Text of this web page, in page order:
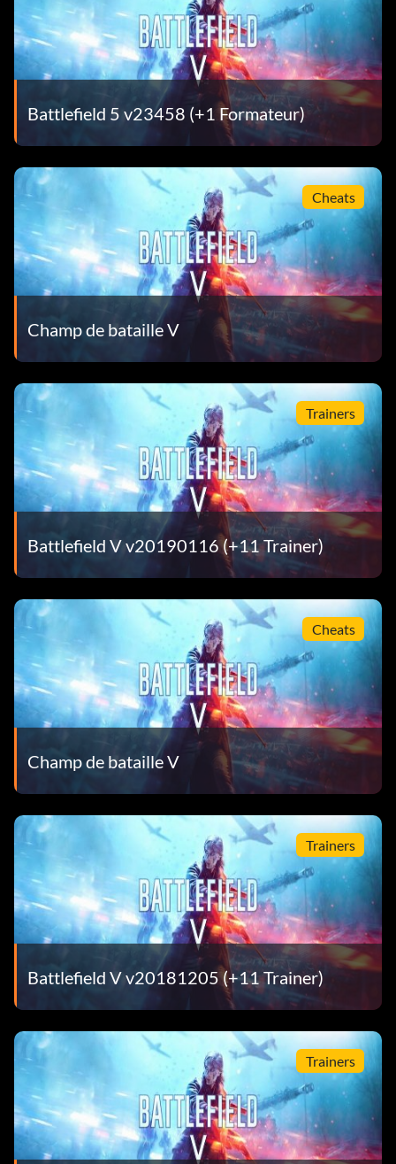
Battlefield 5 v23458 (+1 Formateur)
Cheats
Champ de bataille V
Trainers
Battlefield V v20190116 (+11 Trainer)
Cheats
Champ de bataille V
Trainers
Battlefield V v20181205 (+11 Trainer)
Trainers